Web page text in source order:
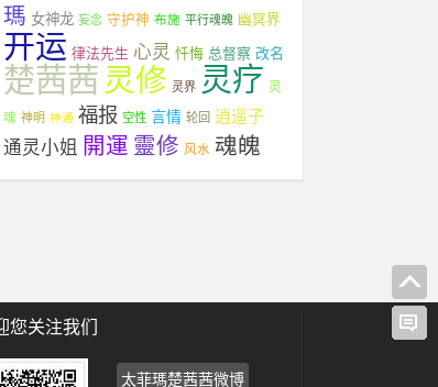
瑪 女神龙 妄念 守护神 布施 平行魂魄 幽冥界
开运 律法先生 心灵 忏悔 总督察 改名
楚茜茜 灵修 灵界 灵疗 灵
魂 神明 神通 福报 空性 言情 轮回 逍遥子
通灵小姐 開運 靈修 风水 魂魄
您关注我们
太菲瑪楚茜茜微博